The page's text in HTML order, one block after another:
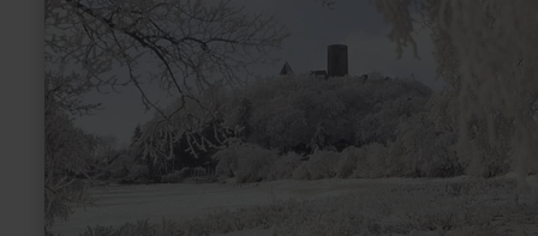
Sports
d'hiver
Nürburg